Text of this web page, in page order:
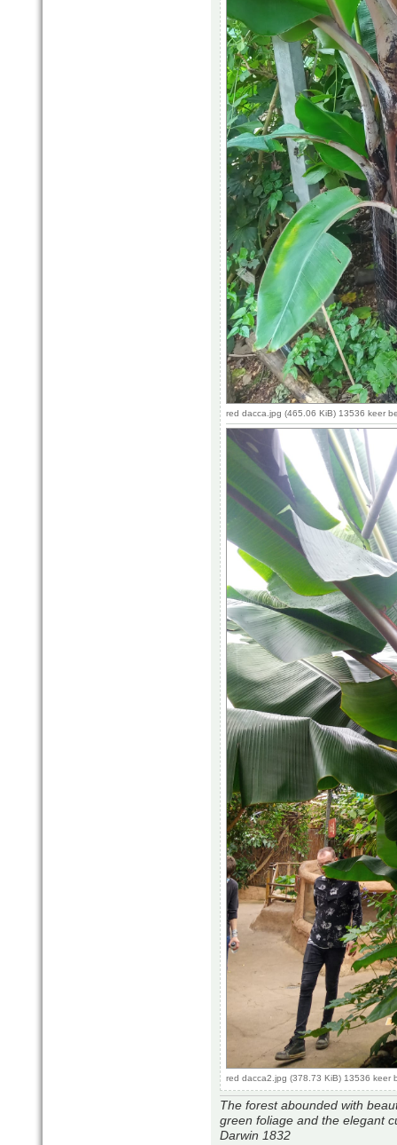
red dacca.jpg (465.06 KiB) 13536 keer
red dacca2.jpg (378.73 KiB) 13536 keer
The forest abounded with
green foliage and the elegant
Darwin 1832